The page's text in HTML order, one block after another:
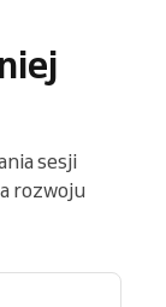
sesji
rozwoju